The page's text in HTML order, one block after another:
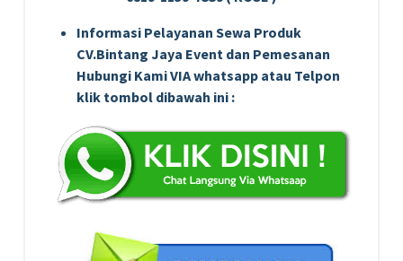
Informasi Pelayanan Sewa Produk
CV.Bintang Jaya Event dan Pemesanan
Hubungi Kami VIA whatsapp atau Telpon
klik tombol dibawah ini :